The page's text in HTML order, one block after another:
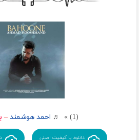
(1) » ♬ احمد هوشمند –
دانلود با کیفیت اصلی